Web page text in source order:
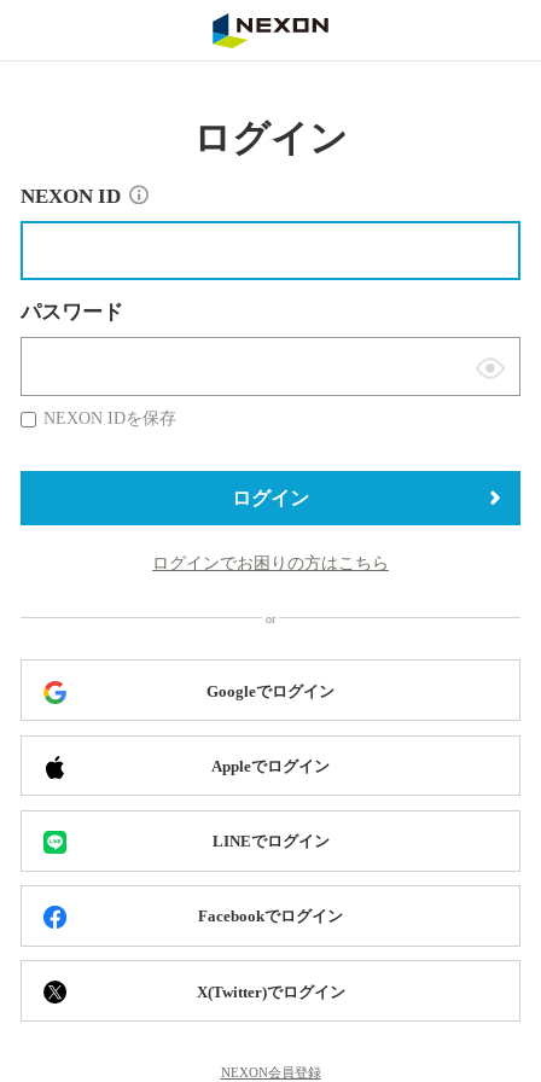
ログイン
NEXON ID
パスワード
表
替
NEXON IDを保存
ログイン
ログインでお困りの方はこちら
Googleでログイン
Appleでログイン
LINEでログイン
Facebookでログイン
X(Twitter)でログイン
NEXON会員登録